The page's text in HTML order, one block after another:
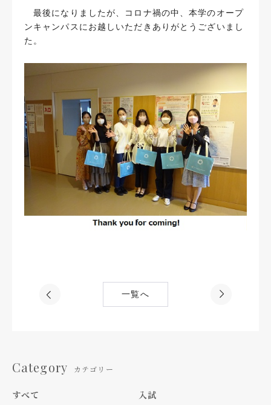
最後になりましたが、コロナ禍の中、本学のオープ
ンキャンパスにお越しいただきありがとうございまし
た。
一覧へ
Category カテゴリー
すべて
入試